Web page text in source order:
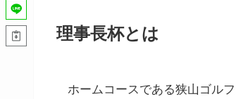
理事長杯とは
ホームコースである狭山ゴル